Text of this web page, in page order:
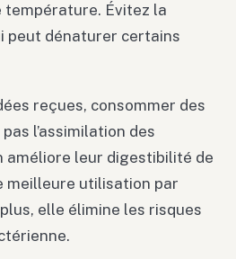
Évitez la
peut dénaturer certains
reçues, consommer des
l’assimilation des
améliore leur digestibilité de
meilleure utilisation par
elle élimine les risques